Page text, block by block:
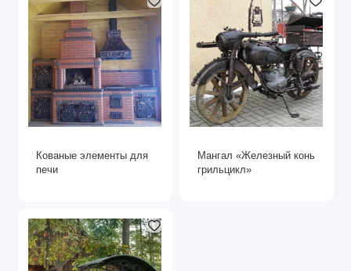
Кованые элементы для
печи
Мангал «Железный конь
грильцикл»